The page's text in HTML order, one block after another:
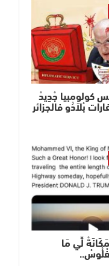
كولومبيا جْدِيدْ
بْلاَدُو فالجزائر
لِّي مَا